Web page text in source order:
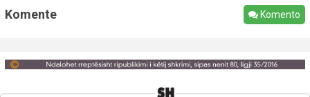
Komente Komento